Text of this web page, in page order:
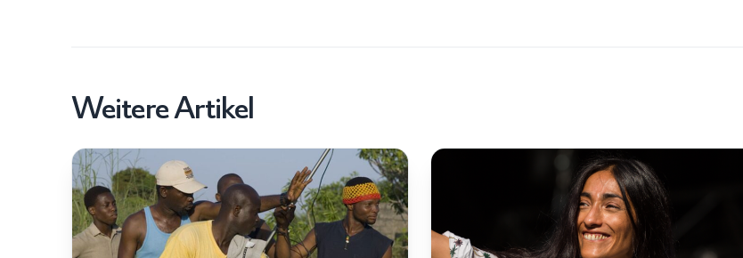
Weitere Artikel